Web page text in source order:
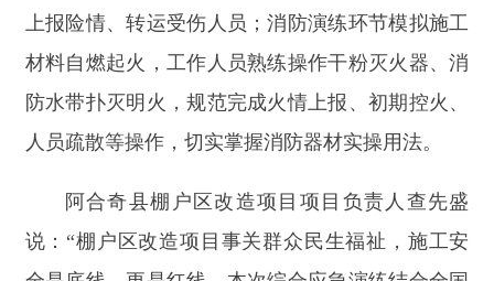
一步，我们将常态化开展安全演练、隐患排查、安
全培训工作，压实安全生产责任，优化应急处置流
程，从严从细筑牢施工安全防线，保质保量、安全
高效推进项目建设，全力打造安全可靠的民生工